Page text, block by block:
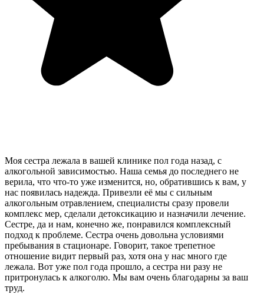
Моя сестра лежала в вашей клинике пол года назад, с
алкогольной зависимостью. Наша семья до последнего не
верила, что что-то уже изменится, но, обратившись к вам, у
нас появилась надежда. Привезли её мы с сильным
алкогольным отравлением, специалисты сразу провели
комплекс мер, сделали детоксикацию и назначили лечение.
Сестре, да и нам, конечно же, понравился комплексный
подход к проблеме. Сестра очень довольна условиями
пребывания в стационаре. Говорит, такое трепетное
отношение видит первый раз, хотя она у нас много где
лежала. Вот уже пол года прошло, а сестра ни разу не
притронулась к алкоголю. Мы вам очень благодарны за ваш
труд.